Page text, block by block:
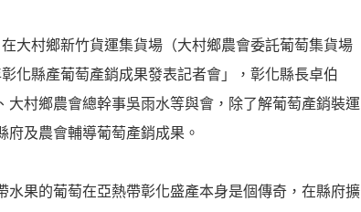
大村鄉新竹貨運集貨場（大村鄉農會委託葡萄集貨場
化縣產葡萄產銷成果發表記者會」，彰化縣長卓伯
大村鄉農會總幹事吳雨水等與會，除了解葡萄產銷裝運
府及農會輔導葡萄產銷成果。
水果的葡萄在亞熱帶彰化盛產本身是個傳奇，在縣府擴